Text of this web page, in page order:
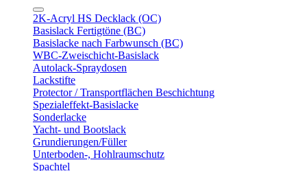
2K-Acryl HS Decklack (OC)
Basislack Fertigtöne (BC)
Basislacke nach Farbwunsch (BC)
WBC-Zweischicht-Basislack
Autolack-Spraydosen
Lackstifte
Protector / Transportflächen Beschichtung
Spezialeffekt-Basislacke
Sonderlacke
Yacht- und Bootslack
Grundierungen/Füller
Unterboden-, Hohlraumschutz
Spachtel